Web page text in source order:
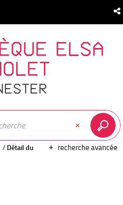
ELSA
recherche avancée
/ Détail du